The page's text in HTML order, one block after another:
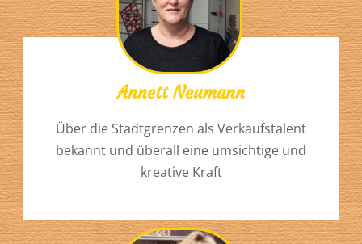
Annett Neumann
Über die Stadtgrenzen als Verkaufstalent
bekannt und überall eine umsichtige und
kreative Kraft